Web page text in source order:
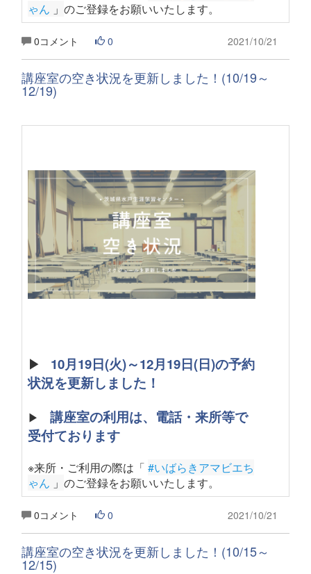
ゃん 」 のご登録をお願いいたします。
0コメント 0 2021/10/21
講座室の空き状況を更新しました！(10/19～
12/19)
▶
10月19日(火)～12月19日(日)の予約
状況を更新しました！
▶ 講座室の利用は、電話・来所等で
受付ております
※来所・ご利用の際は「 #いばらきアマビエち
ゃん 」 のご登録をお願いいたします。
0コメント 0 2021/10/21
講座室の空き状況を更新しました！(10/15～
12/15)